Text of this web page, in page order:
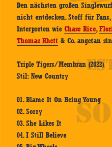
Den nächsten großen
nicht entdecken. Stoff für
Interpreten wieChase Rice,
Thomas Rhett & Co. angetan
Triple Tigers/Membran (2022)
Stil: New Country
01. Blame It On Being Young
02. Sorry
03. She Likes It
04. I Still Believe